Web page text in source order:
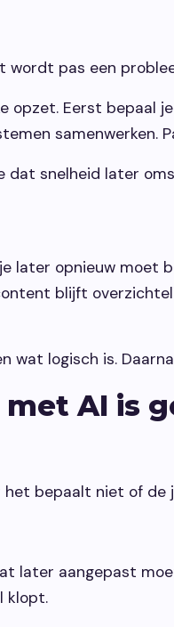
wordt pas een
opzet. Eerst bepaal
samenwerken.
dat snelheid later
later opnieuw moet
blijft
wat logisch is.
AI is
bepaalt niet of de
later aangepast
klopt.